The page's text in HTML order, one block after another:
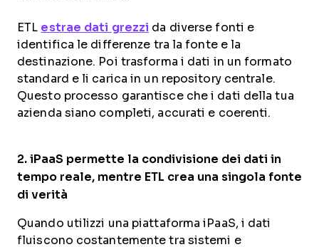
ETL estrae dati grezzi da diverse fonti e
identifica le differenze tra la fonte e la
destinazione. Poi trasforma i dati in un formato
standard e li carica in un repository centrale.
Questo processo garantisce che i dati della tua
azienda siano completi, accurati e coerenti.
2. iPaaS permette la condivisione dei dati in
tempo reale, mentre ETL crea una singola fonte
di verità
Quando utilizzi una piattaforma iPaaS, i dati
fluiscono costantemente tra sistemi e